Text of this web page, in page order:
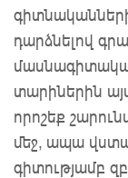
դարձնելով
տարիներին
որոշեք
մեջ, ապա
գիտությամբ